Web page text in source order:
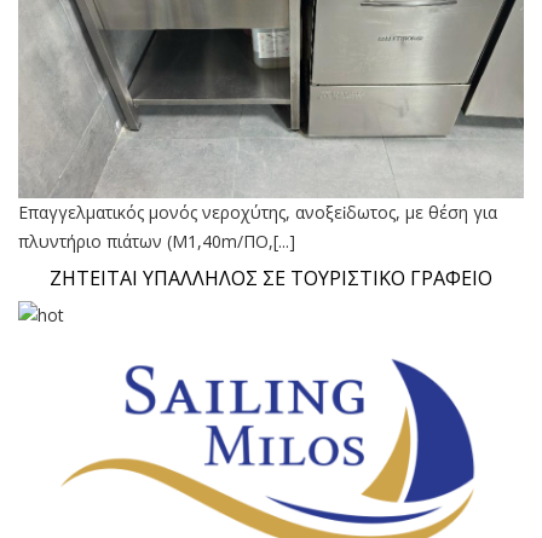
Επαγγελματικός μονός νεροχύτης, ανοξεἰδωτος, με θέση για
πλυντήριο πιάτων (Μ1,40m/ΠΟ,[...]
ΖΗΤΕΙΤΑΙ ΥΠΑΛΛΗΛΟΣ ΣΕ ΤΟΥΡΙΣΤΙΚΟ ΓΡΑΦΕΙΟ